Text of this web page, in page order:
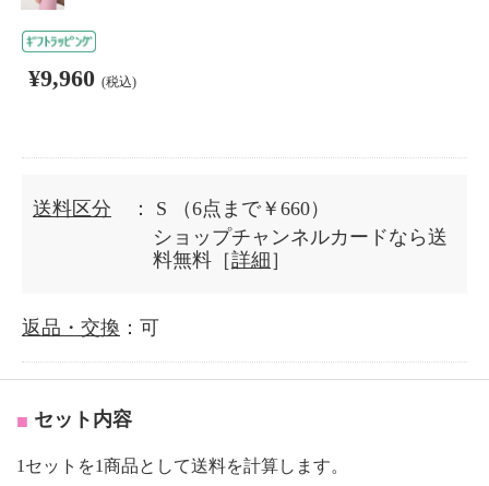
¥9,960 (税込)
送料区分 ： S
（6点まで￥660）
ショップチャンネルカードなら送
料無料［詳細 ］
返品・交換 ：可
セット内容
1セットを1商品として送料を計算します。